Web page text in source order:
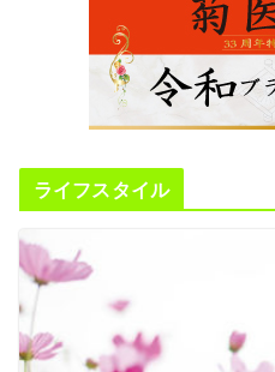
ライフスタイル